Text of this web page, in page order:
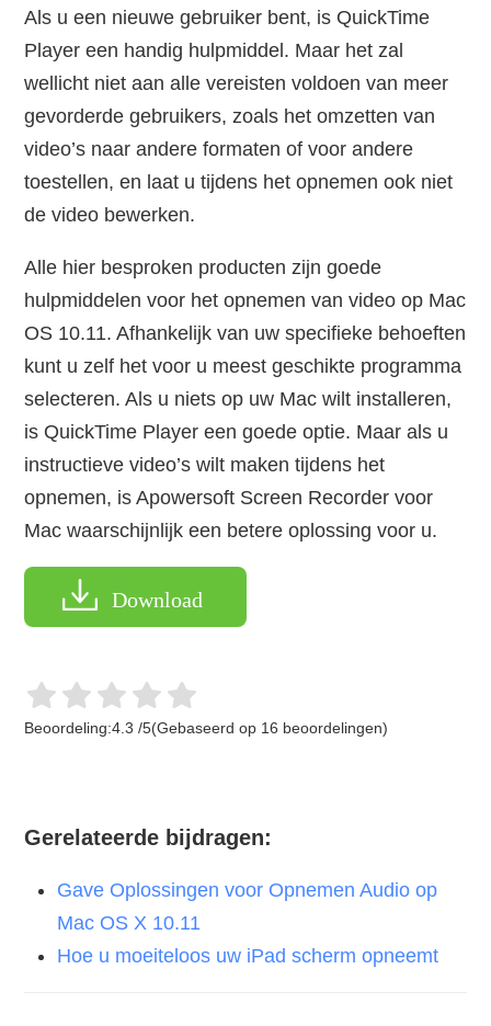
Als u een nieuwe gebruiker bent, is QuickTime
Player een handig hulpmiddel. Maar het zal
wellicht niet aan alle vereisten voldoen van meer
gevorderde gebruikers, zoals het omzetten van
video’s naar andere formaten of voor andere
toestellen, en laat u tijdens het opnemen ook niet
de video bewerken.
Alle hier besproken producten zijn goede
hulpmiddelen voor het opnemen van video op Mac
OS 10.11. Afhankelijk van uw specifieke behoeften
kunt u zelf het voor u meest geschikte programma
selecteren. Als u niets op uw Mac wilt installeren,
is QuickTime Player een goede optie. Maar als u
instructieve video’s wilt maken tijdens het
opnemen, is Apowersoft Screen Recorder voor
Mac waarschijnlijk een betere oplossing voor u.
Download
Beoordeling:4.3 /5(Gebaseerd op 16 beoordelingen)
Gerelateerde bijdragen:
Gave Oplossingen voor Opnemen Audio op
Mac OS X 10.11
Hoe u moeiteloos uw iPad scherm opneemt